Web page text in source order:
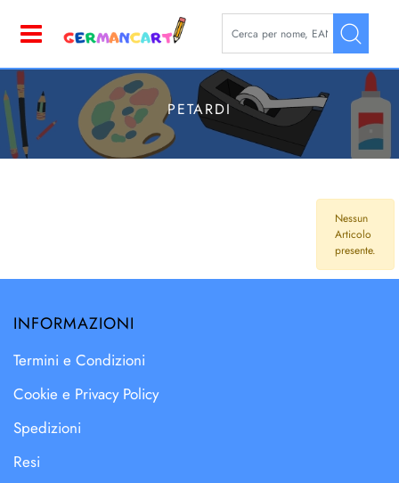
La modifica di un filtro
PETARDI
Nessun
Articolo
presente.
INFORMAZIONI
Termini e Condizioni
Cookie e Privacy Policy
Spedizioni
Resi